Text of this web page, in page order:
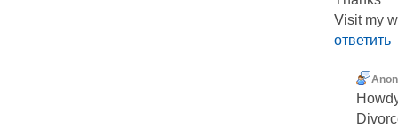
Ⅴisit my
ответить